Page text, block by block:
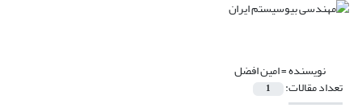
نویسنده =امین افضل
تعداد مقالات: 1